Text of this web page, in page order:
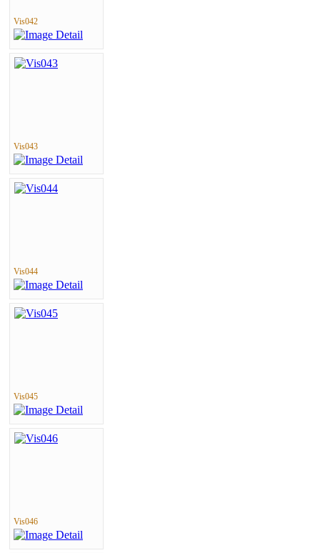
Vis042
Vis043
Vis044
Vis045
Vis046